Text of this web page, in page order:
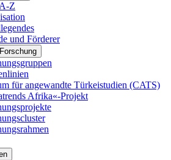
Z
und Förderer
Forschung
für angewandte Türkeistudien (CATS)
Afrika«-Projekt